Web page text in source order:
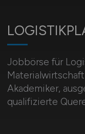
Jobbörse für
Akademiker,
qualifizierte